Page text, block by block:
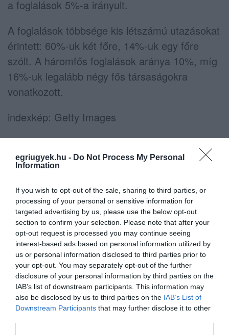
egriugyek.hu - Do Not Process My Personal
Information
If you wish to opt-out of the sale, sharing to third parties, or
processing of your personal or sensitive information for
targeted advertising by us, please use the below opt-out
section to confirm your selection. Please note that after your
opt-out request is processed you may continue seeing
interest-based ads based on personal information utilized by
us or personal information disclosed to third parties prior to
your opt-out. You may separately opt-out of the further
disclosure of your personal information by third parties on the
IAB’s list of downstream participants. This information may
also be disclosed by us to third parties on the IAB’s List of
Downstream Participants that may further disclose it to other
a foglalások 5%-a irányult.
A foglalások többsége kis létszámú utazásokat
érintett: 60%-uk két főre, 14%-uk egy főre
szólt. A háromfős foglalások aránya 10%, míg
16%-uk legalább négy fős társaságokra
vonatkozott.
indexkép: Getty Images
A Szallas.hu-n keresztül a magyar vendégek
41,1 milliárd forint értékben foglaltak
szálláshelyeket 2024-ben. A portálon eddig
több mint 4,3 millió sikeres foglalás történt. A
Szallas Group márkanév alatt 13 terméket
üzemeltetnek 5 országban, 6 irodában. 2022
óta a lengyel Wirtualna Polska a Szallas Group
tulajdonosa. 2025-re a cégcsoport több mint
500 alkalmazottat tervez, és 2024. július 1-jétől
jogi személyként is működik a Szallas Group
Zrt.